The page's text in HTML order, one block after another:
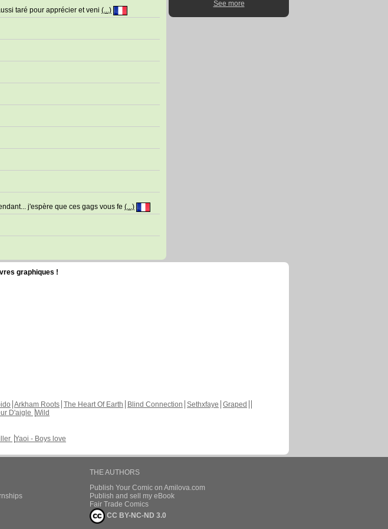
taré pour apprécier et veni (...)
j'espère que ces gags vous fe (...)
See more
graphiques !
Arkham Roots The Heart Of Earth Blind Connection Sethxfaye Graped
D'aigle Wild
Yaoi - Boys love
THE AUTHORS
Publish Your Comic on Amilova.com
Publish and sell my eBook
Fair Trade Comics
CC BY-NC-ND 3.0